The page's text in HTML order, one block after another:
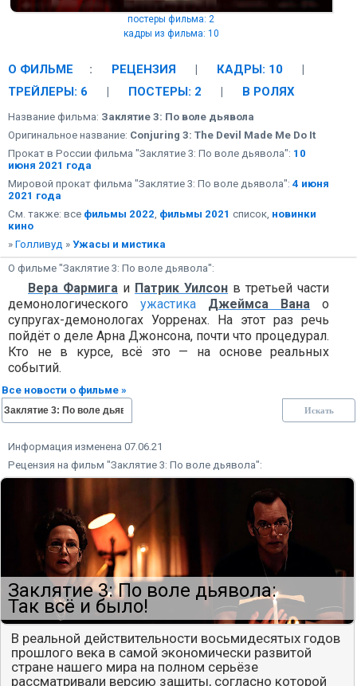
постеры фильма: 2
кадры из фильма: 10
О ФИЛЬМЕ : РЕЦЕНЗИЯ | КАДРЫ: 10
|
ТРЕЙЛЕРЫ: 6
| ПОСТЕРЫ: 2 | В РОЛЯХ
Название фильма: Заклятие 3: По воле дьявола
Оригинальное название: Conjuring 3: The Devil Made Me Do It
Прокат в России фильма "Заклятие 3: По воле дьявола": 10
июня 2021 года
Мировой прокат фильма "Заклятие 3: По воле дьявола": 4 июня
2021 года
См. также: все фильмы 2022, фильмы 2021 список, новинки
кино
» Голливуд » Ужасы и мистика
О фильме "Заклятие 3: По воле дьявола":
Вера Фармига и Патрик Уилсон в третьей части
демонологическогоужастика Джеймса Вана о
супругах-демонологах Уорренах. На этот раз речь
пойдёт о деле Арна Джонсона, почти что процедурал.
Кто не в курсе, всё это — на основе реальных
событий.
Все новости о фильме »
Информация изменена 07.06.21
Рецензия на фильм "Заклятие 3: По воле дьявола":
Заклятие 3: По воле дьявола:
Так всё и было!
В реальной действительности восьмидесятых годов
прошлого века в самой экономически развитой
стране нашего мира на полном серьёзе
рассматривали версию защиты, согласно которой